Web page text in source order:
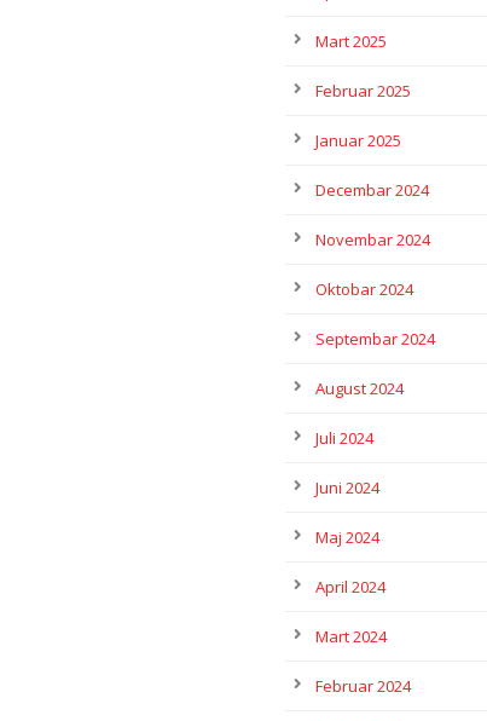
Mart 2025
Februar 2025
Januar 2025
Decembar 2024
Novembar 2024
Oktobar 2024
Septembar 2024
August 2024
Juli 2024
Juni 2024
Maj 2024
April 2024
Mart 2024
Februar 2024